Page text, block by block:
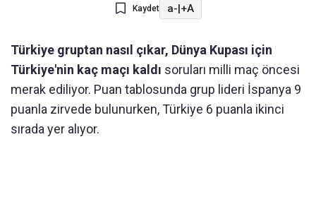
Kaydet a-|+A
Türkiye gruptan nasıl çıkar, Dünya Kupası için
Türkiye'nin kaç maçı kaldı soruları milli maç öncesi
merak ediliyor. Puan tablosunda grup lideri İspanya 9
puanla zirvede bulunurken, Türkiye 6 puanla ikinci
sırada yer alıyor.